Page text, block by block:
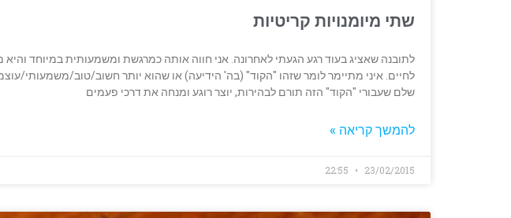
שתי מיומנויות קריטיות
לתובנה שאציג בעוד רגע הגעתי לאחרונה. אני חווה אותה כמרגשת ומשמעותית במיוחד והיא
לחיים. איני מתיימר לומר שזהו "הקוד" (בה' הידיעה) או שהוא יותר חשוב/טוב/משמעותי/
שלם שעבורי "הקוד" הזה תורם לבהירות, יוצר רוגע ומנחה את דרכי פעמים
להמשך קריאה »
23/02/2015